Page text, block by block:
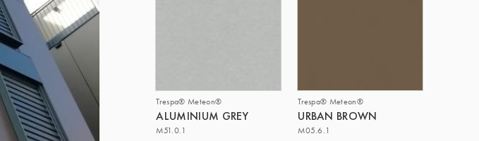
Trespa® Meteon®
ALUMINIUM GREY
M51.0.1
Trespa® Meteon®
URBAN BROWN
M05.6.1